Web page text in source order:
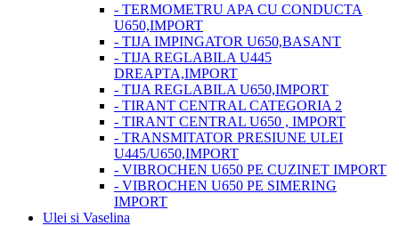
- TERMOMETRU APA CU CONDUCTA
U650,IMPORT
- TIJA IMPINGATOR U650,BASANT
- TIJA REGLABILA U445
DREAPTA,IMPORT
- TIJA REGLABILA U650,IMPORT
- TIRANT CENTRAL CATEGORIA 2
- TIRANT CENTRAL U650 , IMPORT
- TRANSMITATOR PRESIUNE ULEI
U445/U650,IMPORT
- VIBROCHEN U650 PE CUZINET IMPORT
- VIBROCHEN U650 PE SIMERING
IMPORT
Ulei si Vaselina